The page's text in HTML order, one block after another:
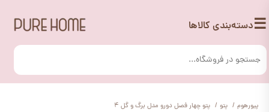
☰دسته‌بندی کالاها
پیورهوم پتو پتو چهار فصل دورو مدل برگ و گل 4